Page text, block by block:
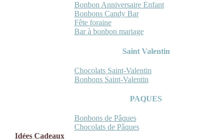
Bonbon Anniversaire Enfant
Bonbons Candy Bar
Fête foraine
Bar à bonbon mariage
Saint Valentin
Chocolats Saint-Valentin
Bonbons Saint-Valentin
PAQUES
Bonbons de Pâques
Chocolats de Pâques
Idées Cadeaux